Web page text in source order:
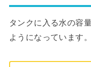
タンクに入る水の容
ようになっています。